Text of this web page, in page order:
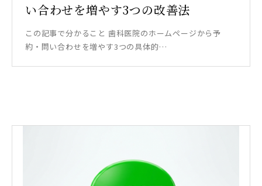
い合わせを増やす3つの改善法
この記事で分かること 歯科医院のホームページから予
約・問い合わせを増やす3つの具体的…